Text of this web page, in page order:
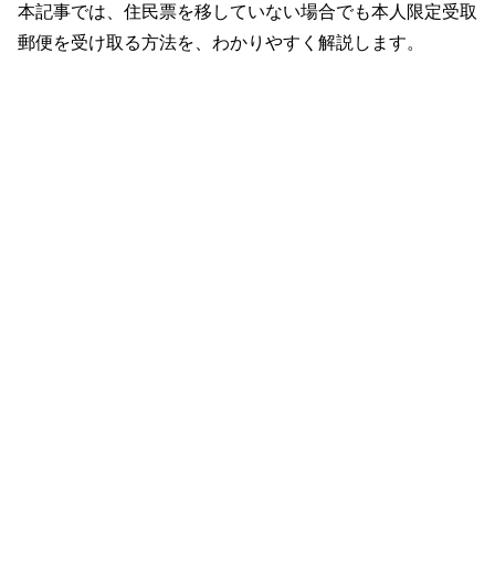
本記事では、住民票を移していない場合でも本人限定受取
郵便を受け取る方法を、わかりやすく解説します。